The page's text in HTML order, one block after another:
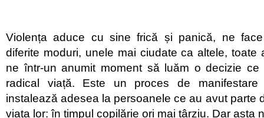
Violența aduce cu sine frică și panică, ne
diferite moduri, unele mai ciudate ca altele, toate
ne într-un anumit moment să luăm o decizie
radical viață. Este un proces de
instalează adesea la persoanele ce au avut parte
viața lor: în timpul copilărie ori mai târziu. Dar asta